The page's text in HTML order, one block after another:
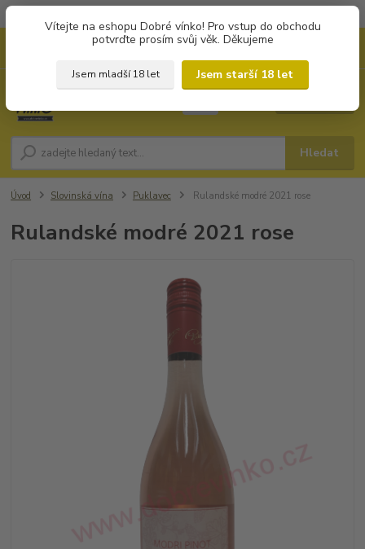
Vítejte na eshopu Dobré vínko! Pro vstup do obchodu
potvrďte prosím svůj věk. Děkujeme
Jsem mladší 18 let
Jsem starší 18 let
Hledat
Úvod Slovinská vína Puklavec Rulandské modré 2021 rose
Rulandské modré 2021 rose